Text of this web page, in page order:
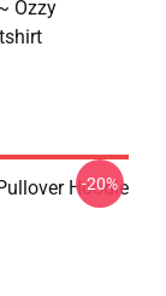
Ozzy
Hoodie
-20%